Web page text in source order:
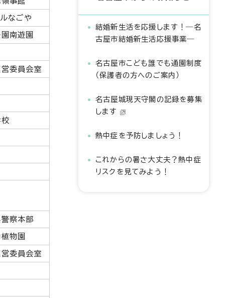
なごや
南遊園
委員会室
察本部
物園
委員会室
結婚新生活を応援します！―名
古屋市結婚新生活応援事業―
名古屋市こども誰でも通園制度
（保護者の方へのご案内）
名古屋城現天守閣の記録を募集
します
熱中症を予防しましょう！
これからの暑さ大丈夫？熱中症
リスクを見てみよう！